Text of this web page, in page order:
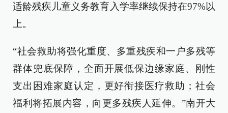
适龄残疾儿童义务教育入学率继续保持在97%以
上。
“社会救助将强化重度、多重残疾和一户多残等
群体兜底保障，全面开展低保边缘家庭、刚性
支出困难家庭认定，更好衔接医疗救助；社会
福利将拓展内容，向更多残疾人延伸。”南开大